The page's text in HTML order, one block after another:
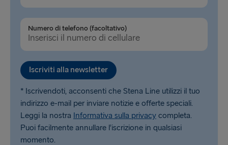
Numero di telefono (facoltativo)
Iscriviti alla newsletter
* Iscrivendoti, acconsenti che Stena Line utilizzi il tuo
indirizzo e-mail per inviare notizie e offerte speciali.
Leggi la nostra Informativa sulla privacy completa.
Puoi facilmente annullare l’iscrizione in qualsiasi
momento.